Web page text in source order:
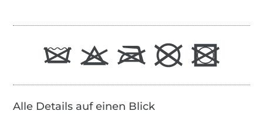
Alle Details auf einen Blick